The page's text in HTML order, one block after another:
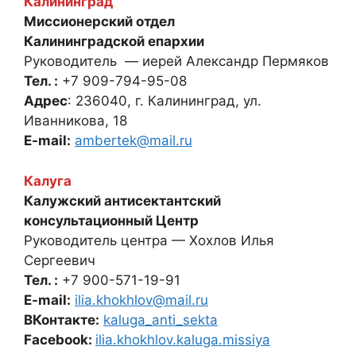
Миссионерский отдел
Калининградской епархии
Руководитель — иерей Александр Пермяков
Тел. : +7 909-794-95-08
Адрес: 236040, г. Калининград, ул.
Иванникова, 18
E-mail: ambertek@mail.ru
Калуга
Калужский антисектантский
консультационный Центр
Руководитель центра — Хохлов Илья
Сергеевич
Тел. : +7 900-571-19-91
E-mail: ilia.khokhlov@mail.ru
ВКонтакте: kaluga_anti_sekta
Facebook: ilia.khokhlov.kaluga.missiya